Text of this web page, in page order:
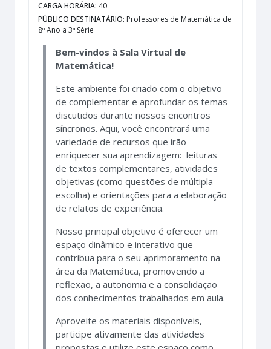
CARGA HORÁRIA: 40
PÚBLICO DESTINATÁRIO: Professores de Matemática de
8º Ano a 3ª Série
Bem-vindos à Sala Virtual de
Matemática!
Este ambiente foi criado com o objetivo
de complementar e aprofundar os temas
discutidos durante nossos encontros
síncronos. Aqui, você encontrará uma
variedade de recursos que irão
enriquecer sua aprendizagem: leituras
de textos complementares, atividades
objetivas (como questões de múltipla
escolha) e orientações para a elaboração
de relatos de experiência.
Nosso principal objetivo é oferecer um
espaço dinâmico e interativo que
contribua para o seu aprimoramento na
área da Matemática, promovendo a
reflexão, a autonomia e a consolidação
dos conhecimentos trabalhados em aula.
Aproveite os materiais disponíveis,
participe ativamente das atividades